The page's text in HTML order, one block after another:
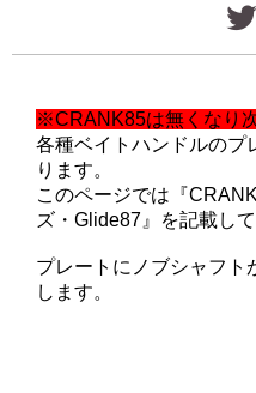
※CRANK85は無くなり
各種ベイトハンドルのプ
ります。
このページでは『
ズ・Glide87』を記載して
プレートにノブシャフト
します。